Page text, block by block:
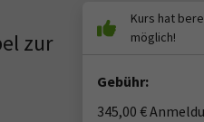
zur
Gebühr:
345,00 €